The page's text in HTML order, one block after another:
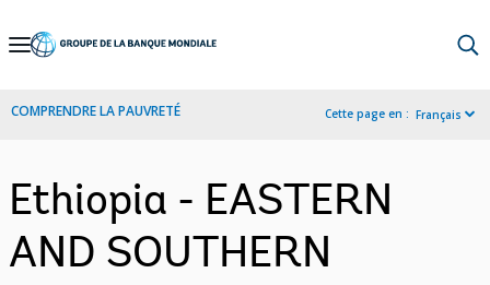
Skip
Navigation
COMPRENDRE LA PAUVRETÉ Cette page en : Français
Ethiopia - EASTERN
AND SOUTHERN